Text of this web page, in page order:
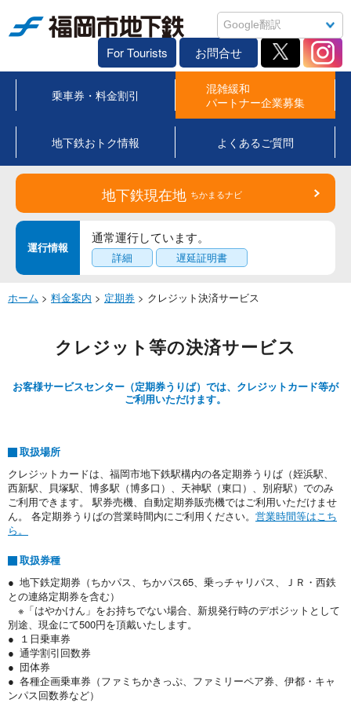
For Tourists お問合せ
乗車券・料金割引
混雑緩和
パートナー企業募集
地下鉄おトク情報 よくあるご質問
地下鉄現在地 ちかまるナビ
運行情報
通常運行しています。
詳細 遅延証明書
ホーム > 料金案内 > 定期券 > クレジット決済サービス
クレジット等の決済サービス
お客様サービスセンター（定期券うりば）では、クレジットカード等が
ご利用いただけます。
取扱場所
クレジットカードは、福岡市地下鉄駅構内の各定期券うりば（姪浜駅、
西新駅、貝塚駅、博多駅（博多口）、天神駅（東口）、別府駅）でのみ
ご利用できます。 駅券売機、自動定期券販売機ではご利用いただけませ
ん。 各定期券うりばの営業時間内にご利用ください。 営業時間等はこち
ら。
取扱券種
● 地下鉄定期券（ちかパス、ちかパス65、乗っチャリパス、ＪＲ・西鉄
との連絡定期券を含む）
※「はやかけん」をお持ちでない場合、新規発行時のデポジットとして
別途、現金にて500円を頂戴いたします。
● １日乗車券
● 通学割引回数券
● 団体券
● 各種企画乗車券（ファミちかきっぷ、ファミリーペア券、伊都・キャ
ンパス回数券など）